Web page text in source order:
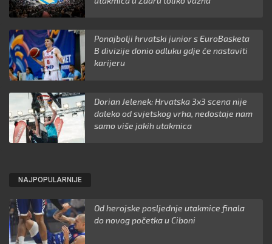
Ponajbolji hrvatski junior s EuroBasketa
B divizije donio odluku gdje će nastaviti
karijeru
Dorian Jelenek: Hrvatska 3x3 scena nije
daleko od svjetskog vrha, nedostaje nam
samo više jakih utakmica
NAJPOPULARNIJE
Od herojske posljednje utakmice finala
do novog početka u Ciboni